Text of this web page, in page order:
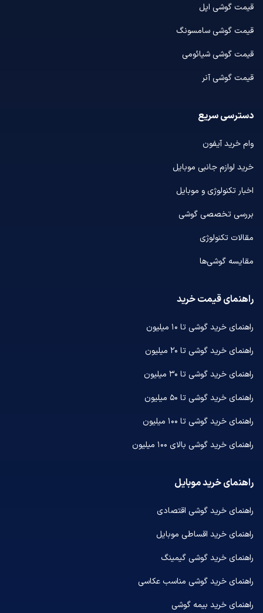
قیمت گوشی اپل
قیمت گوشی سامسونگ
قیمت گوشی شیائومی
قیمت گوشی آنر
دسترسی سریع
وام خرید آیفون
خرید لوازم جانبی موبایل
اخبار تکنولوژی و موبایل
بررسی تخصصی گوشی
مقالات تکنولوژی
مقایسه گوشی‌ها
راهنمای قیمت خرید
راهنمای خرید گوشی تا ۱۰ میلیون
راهنمای خرید گوشی تا ۲۰ میلیون
راهنمای خرید گوشی تا ۳۰ میلیون
راهنمای خرید گوشی تا ۵۰ میلیون
راهنمای خرید گوشی تا ۱۰۰ میلیون
راهنمای خرید گوشی بالای ۱۰۰ میلیون
راهنمای خرید موبایل
راهنمای خرید گوشی اقتصادی
راهنمای خرید اقساطی موبایل
راهنمای خرید گوشی گیمینگ
راهنمای خرید گوشی مناسب عکاسی
راهنمای خرید بیمه گوشی